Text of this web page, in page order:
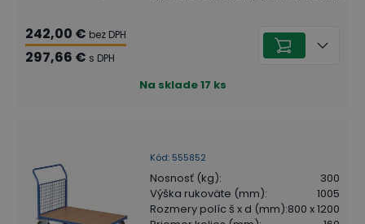
242,00 € bez DPH
297,66 € s DPH
Na sklade17 ks
Kód: 555852
Nosnosť (kg):
300
Výška rukoväte (mm):
1005
Rozmery políc š x d (mm):800 x 1200